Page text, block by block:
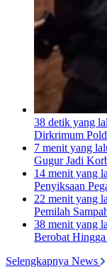
38 detik yang
Dirkrimum
7 menit yang
Gugur Jadi
14 menit yang
Penyiksaan
22 menit yang
Pemilah
38 menit yang
Berobat
Selengkapnya News